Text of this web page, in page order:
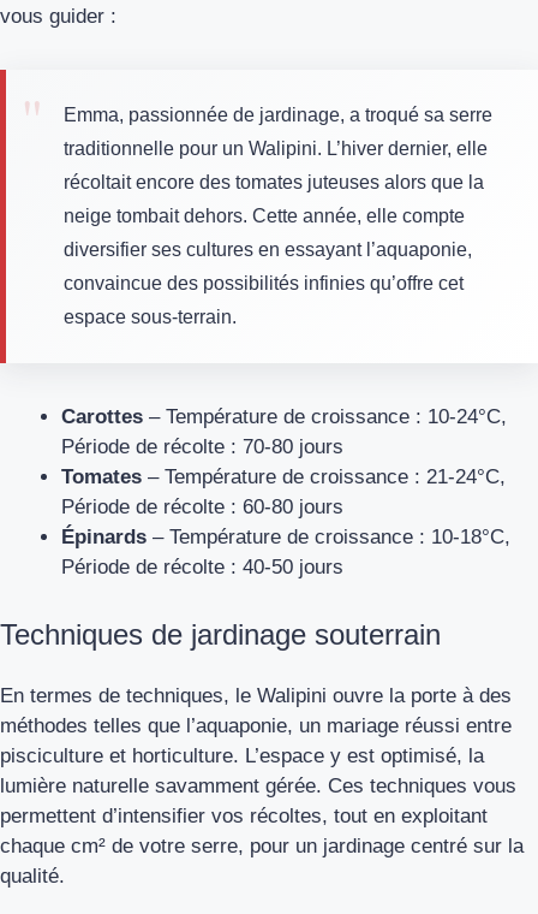
vous guider :
Emma, passionnée de jardinage, a troqué sa serre
traditionnelle pour un Walipini. L’hiver dernier, elle
récoltait encore des tomates juteuses alors que la
neige tombait dehors. Cette année, elle compte
diversifier ses cultures en essayant l’aquaponie,
convaincue des possibilités infinies qu’offre cet
espace sous-terrain.
Carottes – Température de croissance : 10-24°C,
Période de récolte : 70-80 jours
Tomates – Température de croissance : 21-24°C,
Période de récolte : 60-80 jours
Épinards – Température de croissance : 10-18°C,
Période de récolte : 40-50 jours
Techniques de jardinage souterrain
En termes de techniques, le Walipini ouvre la porte à des
méthodes telles que l’aquaponie, un mariage réussi entre
pisciculture et horticulture. L’espace y est optimisé, la
lumière naturelle savamment gérée. Ces techniques vous
permettent d’intensifier vos récoltes, tout en exploitant
chaque cm² de votre serre, pour un jardinage centré sur la
qualité.